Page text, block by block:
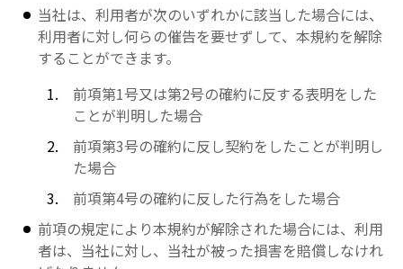
当社は、利用者が次のいずれかに該当した場合には、
利用者に対し何らの催告を要せずして、本規約を解除
することができます。
前項第1号又は第2号の確約に反する表明をした
ことが判明した場合
前項第3号の確約に反し契約をしたことが判明し
た場合
前項第4号の確約に反した行為をした場合
前項の規定により本規約が解除された場合には、利用
者は、当社に対し、当社が被った損害を賠償しなけれ